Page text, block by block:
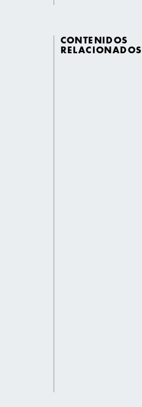
CONTENIDOS
RELACIONADOS